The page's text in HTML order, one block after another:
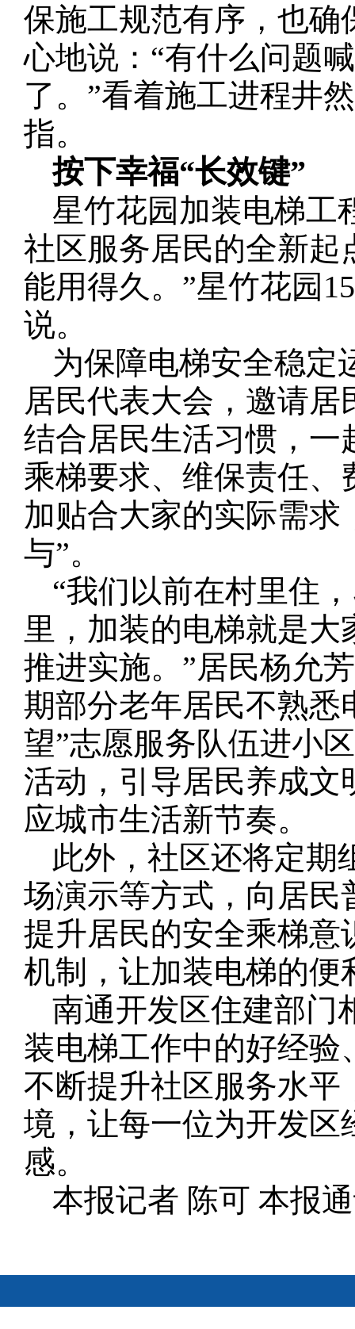
保施工规范有序，也确
心地说：“有什么问题
了。”看着施工进程井
指。
按下幸福“长效键”
星竹花园加装电梯工
社区服务居民的全新起
能用得久。”星竹花园
说。
为保障电梯安全稳定
居民代表大会，邀请
结合居民生活习惯，一
乘梯要求、维保责任
加贴合大家的实际需求
与”。
“我们以前在村里住
里，加装的电梯就是大
推进实施。”居民杨允
期部分老年居民不熟悉
望”志愿服务队伍进小
活动，引导居民养成文
应城市生活新节奏。
此外，社区还将定期
场演示等方式，向居民
提升居民的安全乘梯意
机制，让加装电梯的便
南通开发区住建部门
装电梯工作中的好经
不断提升社区服务水平
境，让每一位为开发区
感。
本报记者 陈可 本报